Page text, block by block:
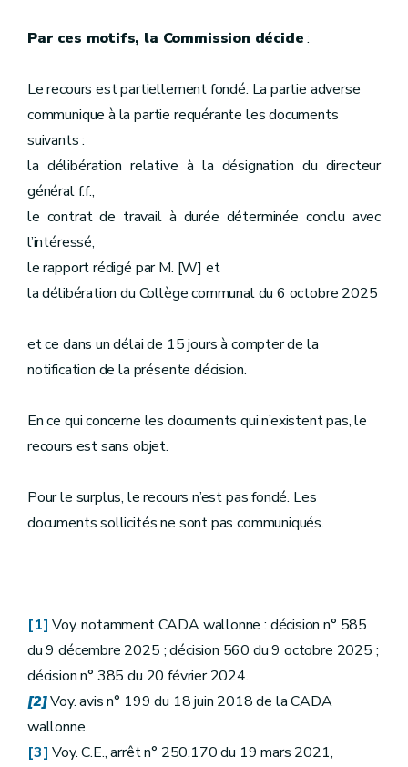
Par ces motifs, la Commission décide:
Le recours est partiellement fondé. La partie adverse
communique à la partie requérante les documents
suivants :
la délibération relative à la désignation du directeur
général f.f.,
le contrat de travail à durée déterminée conclu avec
l’intéressé,
le rapport rédigé par M. [W] et
la délibération du Collège communal du 6 octobre 2025
et ce dans un délai de 15 jours à compter de la
notification de la présente décision.
En ce qui concerne les documents qui n’existent pas, le
recours est sans objet.
Pour le surplus, le recours n’est pas fondé. Les
documents sollicités ne sont pas communiqués.
[1] Voy. notamment CADA wallonne : décision n° 585
du 9 décembre 2025 ; décision 560 du 9 octobre 2025 ;
décision n° 385 du 20 février 2024.
[2]Voy. avis n° 199 du 18 juin 2018 de la CADA
wallonne.
[3] Voy. C.E., arrêt n° 250.170 du 19 mars 2021,